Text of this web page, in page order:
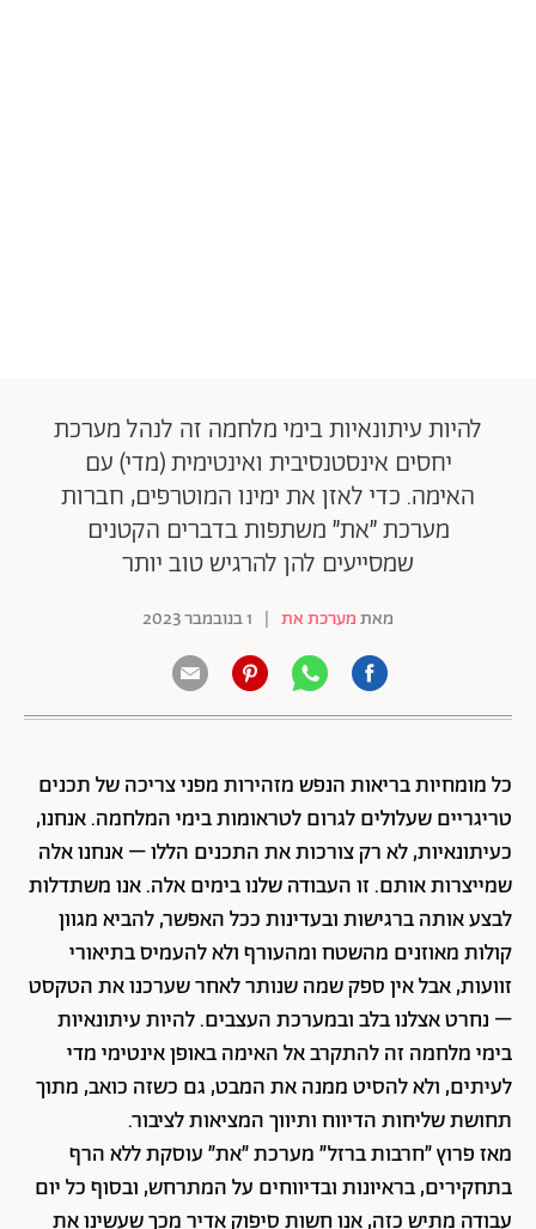
להיות עיתונאיות בימי מלחמה זה לנהל מערכת
יחסים אינסטנסיבית ואינטימית (מדי) עם
האימה. כדי לאזן את ימינו המוטרפים, חברות
מערכת ״את״ משתפות בדברים הקטנים
שמסייעים להן להרגיש טוב יותר
מאתמערכת את | 1 בנובמבר 2023
כל מומחיותבריאות הנפשמזהירות מפני צריכה של תכנים
טריגריים שעלולים לגרום לטראומות בימי המלחמה. אנחנו,
כעיתונאיות, לא רק צורכות את התכנים הללו – אנחנו אלה
שמייצרות אותם. זו העבודה שלנו בימים אלה. אנו משתדלות
לבצע אותה ברגישות ובעדינות ככל האפשר, להביא מגוון
קולות מאוזנים מהשטח ומהעורף ולא להעמיס בתיאורי
זוועות, אבל אין ספק שמה שנותר לאחר שערכנו את הטקסט
– נחרט אצלנו בלב ובמערכת העצבים. להיות עיתונאיות
בימי מלחמה זה להתקרב אל האימה באופן אינטימי מדי
לעיתים, ולא להסיט ממנה את המבט, גם כשזה כואב, מתוך
תחושת שליחות הדיווח ותיווך המציאות לציבור.
מאז פרוץ ״חרבות ברזל״ מערכת ״את״ עוסקת ללא הרף
בתחקירים, בראיונות ובדיווחים על המתרחש, ובסוף כל יום
עבודה מתיש כזה, אנו חשות סיפוק אדיר מכך שעשינו את